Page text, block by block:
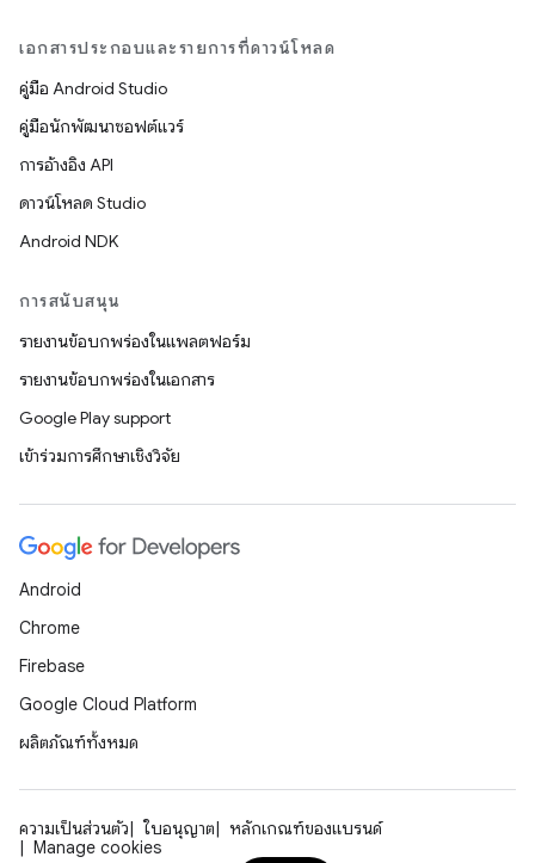
เอกสารประกอบและรายการที่ดาวน์โหลด
คู่มือ Android Studio
คู่มือนักพัฒนาซอฟต์แวร์
การอ้างอิง API
ดาวน์โหลด Studio
Android NDK
การสนับสนุน
รายงานข้อบกพร่องในแพลตฟอร์ม
รายงานข้อบกพร่องในเอกสาร
Google Play support
เข้าร่วมการศึกษาเชิงวิจัย
Android
Chrome
Firebase
Google Cloud Platform
ผลิตภัณฑ์ทั้งหมด
ความเป็นส่วนตัว ใบอนุญาต
หลักเกณฑ์ของแบรนด์
Manage cookies